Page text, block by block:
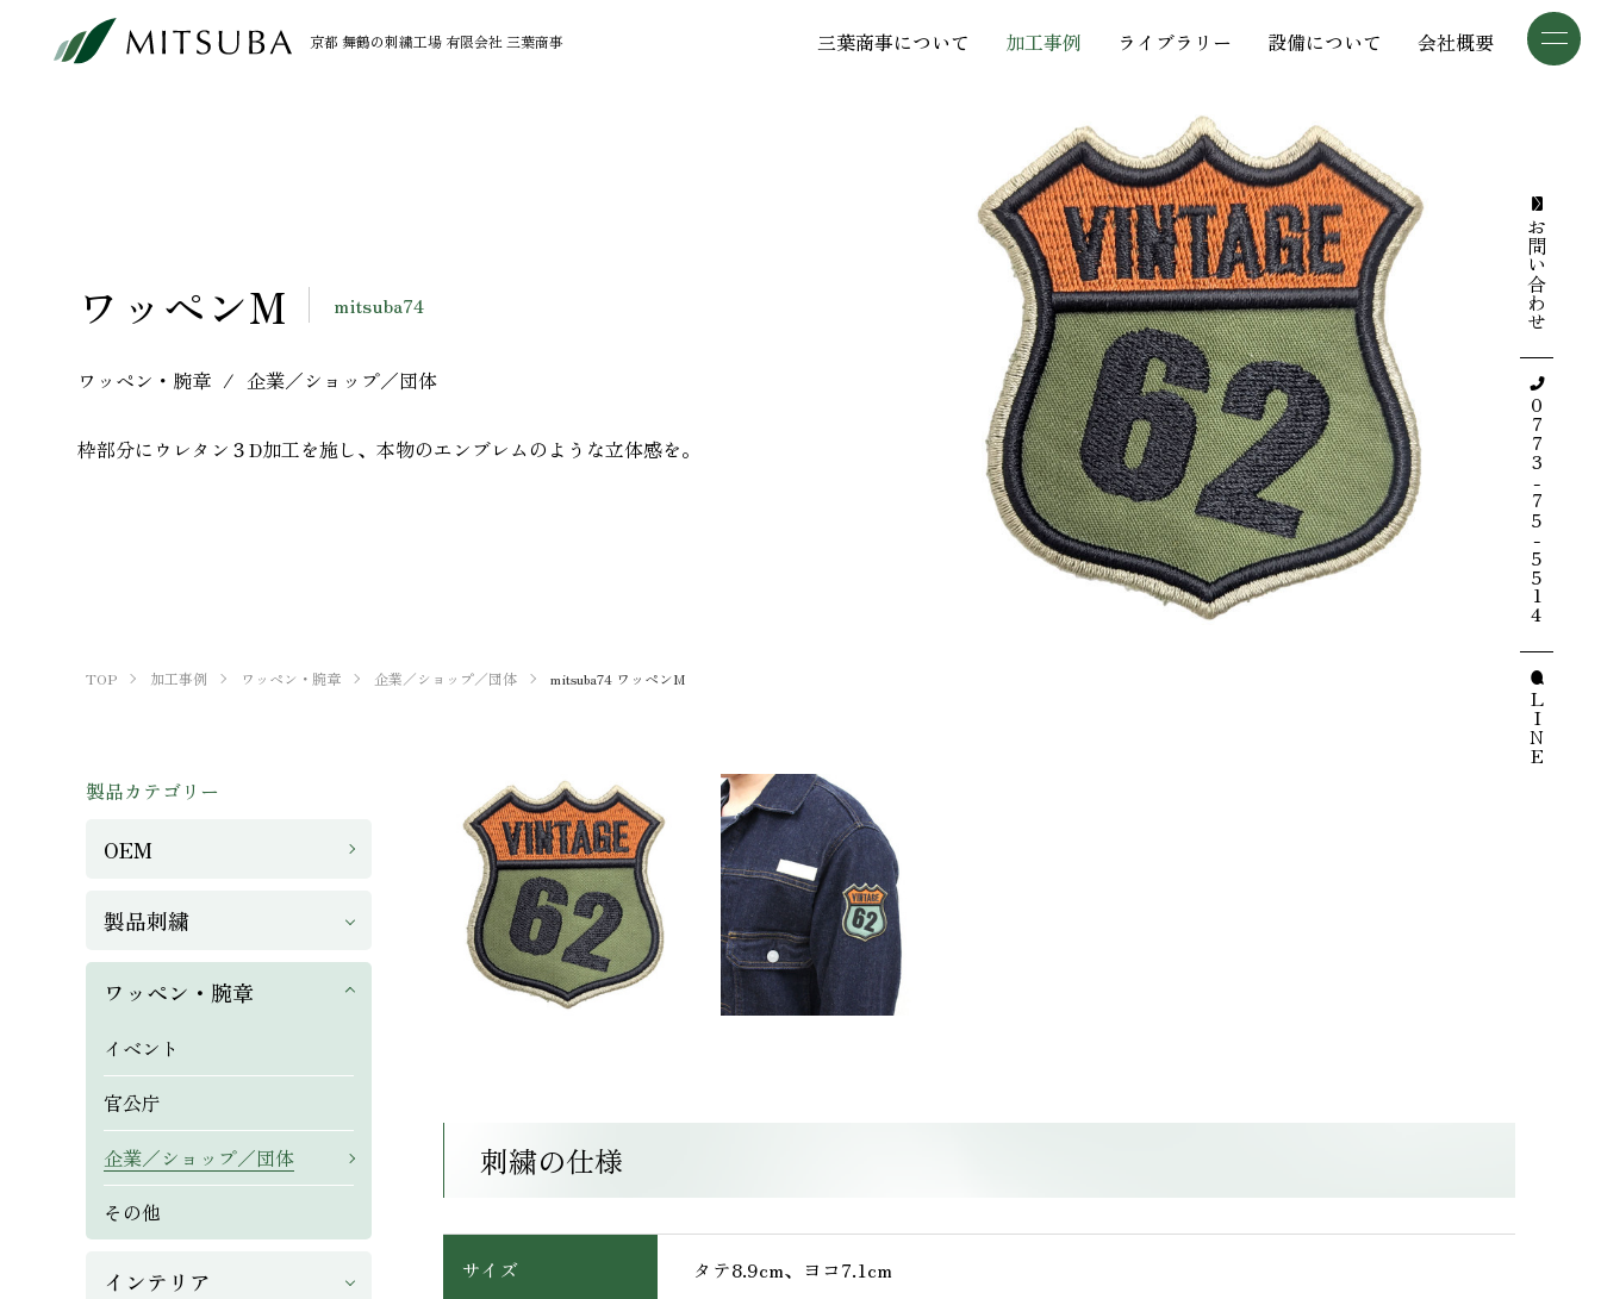
京都 舞鶴の刺繍工場 有限会社 三葉商事 三葉商事について 加工事例
製品刺繍
インテリア
ライブラリー
デザインギャラリー
Design Gallery
設備について 会社概要
加工事例
ライブラリー
設備について
会社概要
採用情報
お知らせ
オンラインショップ 製品刺繍
ワッペンM mitsuba74
ワッペン・腕章 企業／ショップ／団体
枠部分にウレタン３D加工を施し、本物のエンブレムのような立体感を。
TOP 加工事例 ワッペン・腕章 企業／ショップ／団体 mitsuba74 ワッペンM
刺繍の仕様
サイズ タテ8.9cm、ヨコ7.1cm
製品カテゴリー
OEM
製品刺繍
ワッペン・腕章
イベント
官公庁
企業／ショップ／団体
その他
インテリア
お問い合わせ
0773-75-5514
LINE